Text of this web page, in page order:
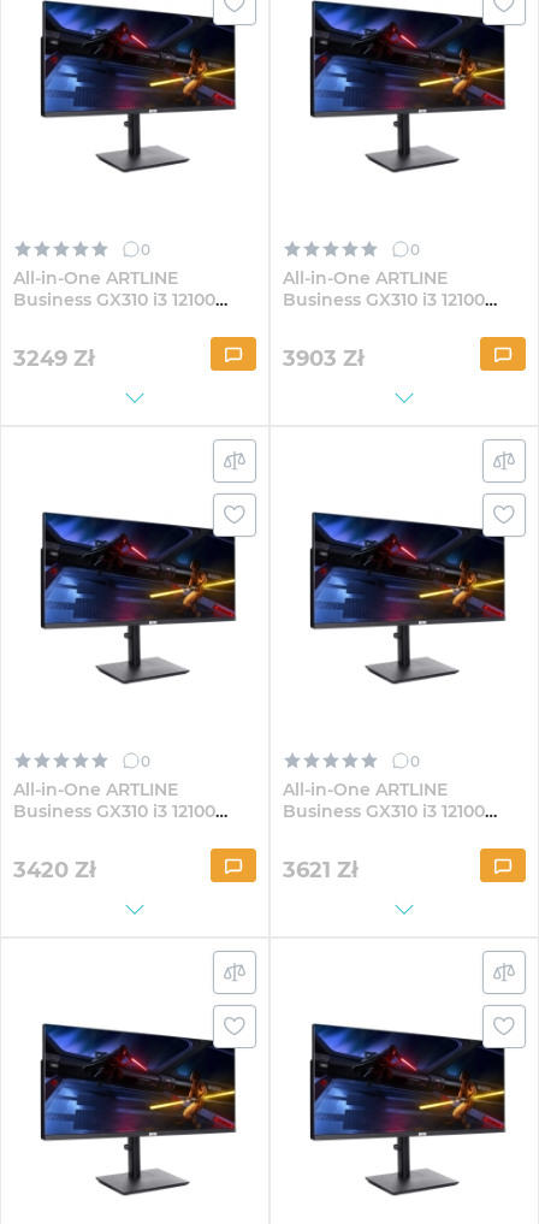
0
All-in-One ARTLINE
Business GX310 i3 12100
3249 Zł
0
All-in-One ARTLINE
Business GX310 i3 12100
3903 Zł
0
All-in-One ARTLINE
Business GX310 i3 12100
3420 Zł
0
All-in-One ARTLINE
Business GX310 i3 12100
3621 Zł